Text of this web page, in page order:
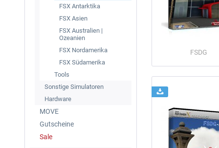
FSX Antarktika
FSX Asien
FSX Australien |
Ozeanien
FSX Nordamerika
FSX Südamerika
Tools
Sonstige Simulatoren
Hardware
MOVE
Gutscheine
Sale
FSDG